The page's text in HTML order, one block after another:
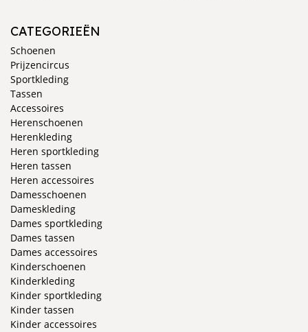
CATEGORIEËN
Schoenen
Prijzencircus
Sportkleding
Tassen
Accessoires
Herenschoenen
Herenkleding
Heren sportkleding
Heren tassen
Heren accessoires
Damesschoenen
Dameskleding
Dames sportkleding
Dames tassen
Dames accessoires
Kinderschoenen
Kinderkleding
Kinder sportkleding
Kinder tassen
Kinder accessoires